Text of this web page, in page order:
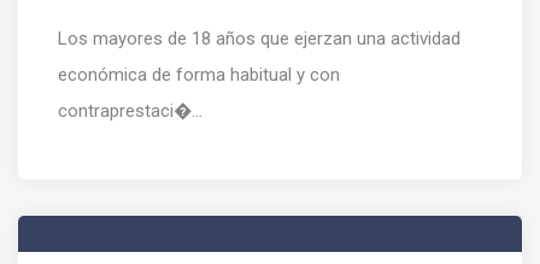
Los mayores de 18 años que ejerzan una actividad
económica de forma habitual y con
contraprestaci�...